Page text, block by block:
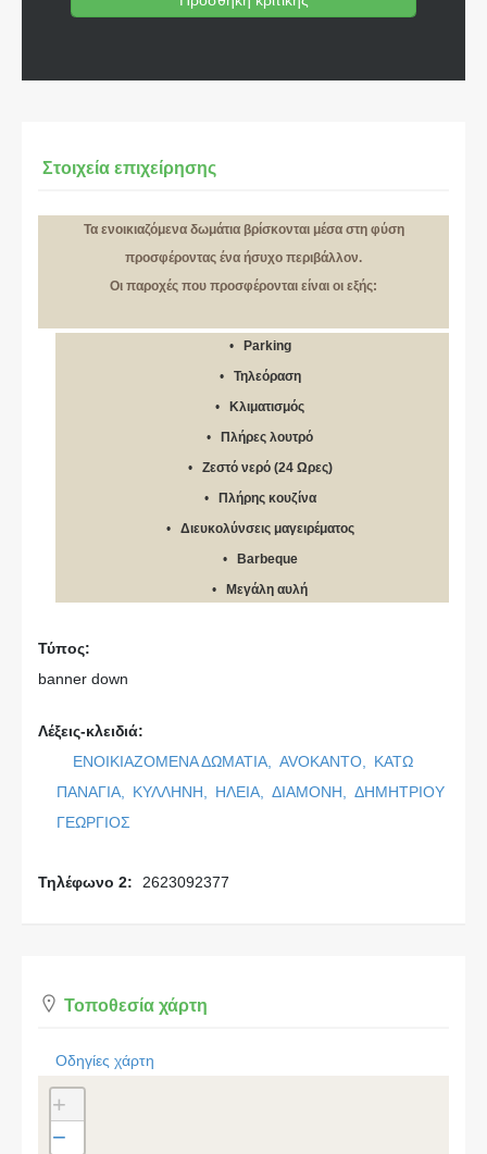
Στοιχεία επιχείρησης
Τα ενοικιαζόμενα δωμάτια βρίσκονται μέσα στη φύση
προσφέροντας ένα ήσυχο περιβάλλον.
Οι παροχές που προσφέρονται είναι οι εξής:
Parking
Τηλεόραση
Κλιματισμός
Πλήρες λουτρό
Ζεστό νερό (24 Ωρες)
Πλήρης κουζίνα
Διευκολύνσεις μαγειρέματος
Barbeque
Μεγάλη αυλή
Τύπος:
banner down
Λέξεις-κλειδιά:
ΕΝΟΙΚΙΑΖΟΜΕΝΑ ΔΩΜΑΤΙΑ,
AVOKANTO,
ΚΑΤΩ
ΠΑΝΑΓΙΑ,
ΚΥΛΛΗΝΗ, ΗΛΕΙΑ, ΔΙΑΜΟΝΗ,
ΔΗΜΗΤΡΙΟΥ
ΓΕΩΡΓΙΟΣ
Τηλέφωνο 2: 2623092377
Τοποθεσία χάρτη
Οδηγίες χάρτη
+
−